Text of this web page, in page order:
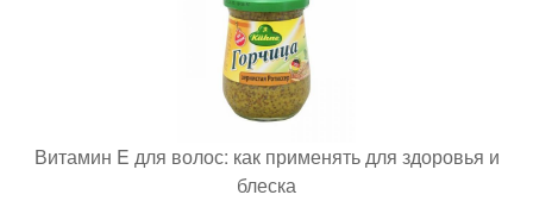
Витамин E для волос: как применять для здоровья и
блеска